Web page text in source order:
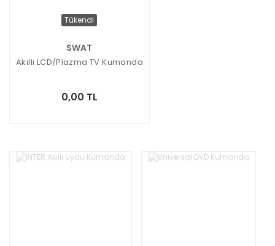
Tükendi
SWAT
Akıllı LCD/Plazma TV Kumanda
0,00 TL